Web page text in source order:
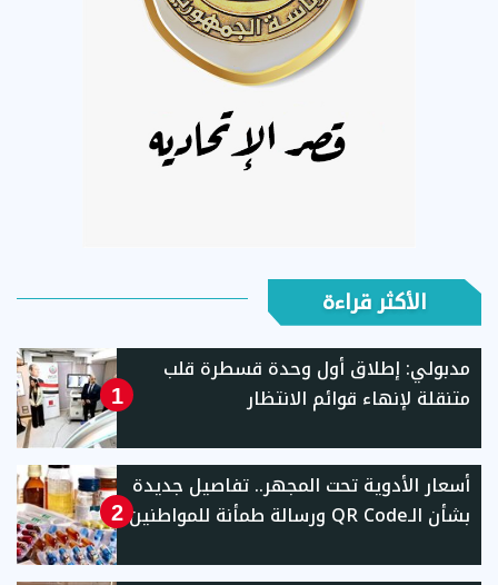
الأكثر قراءة
1
مدبولي: إطلاق أول وحدة قسطرة قلب
متنقلة لإنهاء قوائم الانتظار
2
أسعار الأدوية تحت المجهر.. تفاصيل جديدة
بشأن الـQR Code ورسالة طمأنة للمواطنين